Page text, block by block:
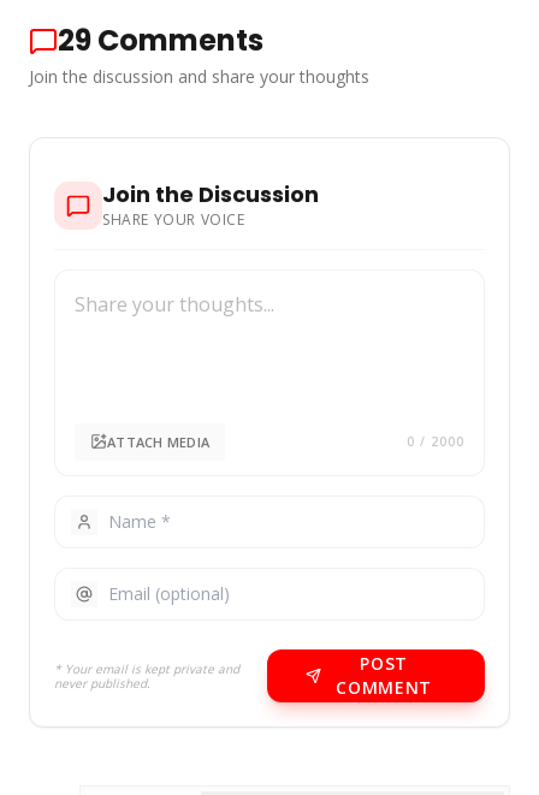
29Comments
Join the discussion and share your thoughts
Join the Discussion
SHARE YOUR VOICE
ATTACH MEDIA 0 / 2000
* Your email is kept private and
never published.
POST
COMMENT